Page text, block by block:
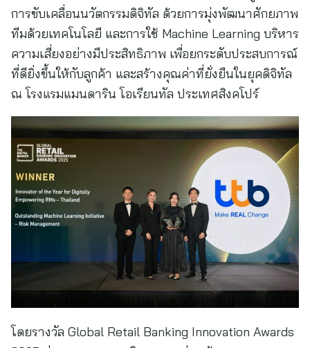
การขับเคลื่อนนวัตกรรมดิจิทัล ด้วยการมุ่งพัฒนาศักยภาพ
ทีมด้วยเทคโนโลยี และการใช้ Machine Learning บริหาร
ความเสี่ยงอย่างมีประสิทธิภาพ เพื่อยกระดับประสบการณ์
ที่ดียิ่งขึ้นให้กับลูกค้า และสร้างคุณค่าที่ยั่งยืนในยุคดิจิทัล
ณ โรงแรมแมนดาริน โอเรียนทัล ประเทศสิงคโปร์
โดยรางวัล Global Retail Banking Innovation Awards